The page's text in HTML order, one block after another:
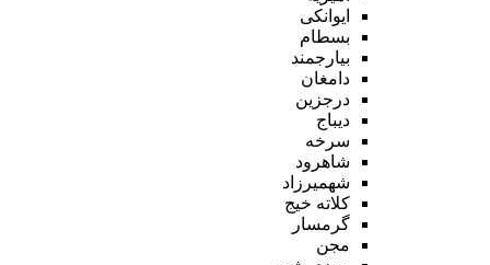
ایوانکی
بسطام
بیارجمند
دامغان
درجزین
دیباج
سرخه
شاهرود
شهمیرزاد
کلاته خیج
گرمسار
مجن